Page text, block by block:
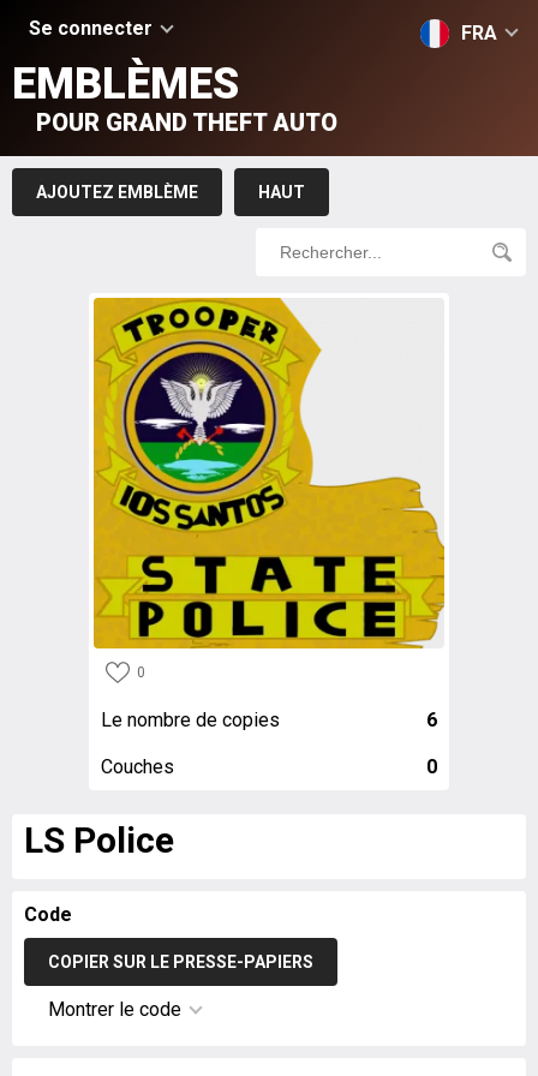
Se connecter FRA
EMBLÈMES
POUR GRAND THEFT AUTO
AJOUTEZ EMBLÈME HAUT
0
Le nombre de copies 6
Couches 0
LS Police
Code
COPIER SUR LE PRESSE-PAPIERS
Montrer le code